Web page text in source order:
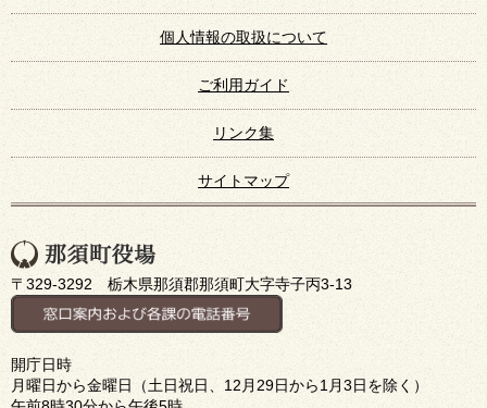
個人情報の取扱について
ご利用ガイド
リンク集
サイトマップ
〒329-3292 栃木県那須郡那須町大字寺子丙3-13
開庁日時
月曜日から金曜日（土日祝日、12月29日から1月3日を除く）